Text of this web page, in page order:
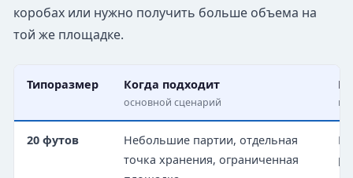
коробах или нужно получить больше объема на
той же площадке.
Типоразмер Когда подходит
основной сценарий
20 футов
Небольшие партии, отдельная
точка хранения, ограниченная